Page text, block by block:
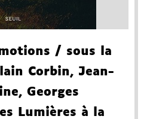
/ sous la
Corbin, Jean-
Georges
Lumières à la